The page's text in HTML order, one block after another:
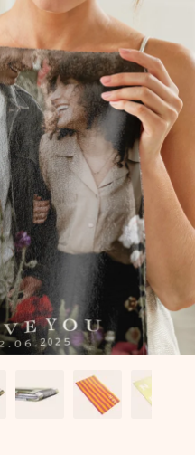
Bewertungen)
Kunden bewerten uns mit
aller Länder, in
Uhr
Uhr